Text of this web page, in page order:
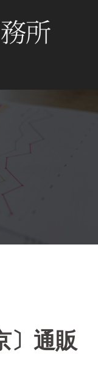
〕通販